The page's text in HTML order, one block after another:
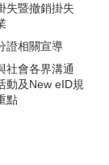
失暨撤銷掛失
證相關宣導
社會各界溝通
動及New eID規
點